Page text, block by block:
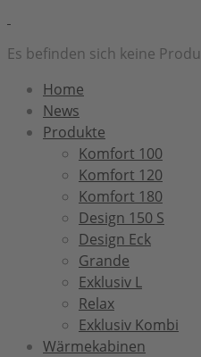
Es befinden sich keine
Home
News
Produkte
Komfort 100
Komfort 120
Komfort 180
Design 150 S
Design Eck
Grande
Exklusiv L
Relax
Exklusiv Kombi
Wärmekabinen